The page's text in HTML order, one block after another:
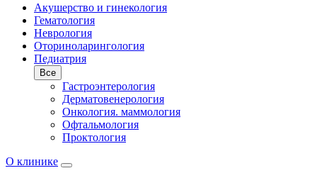
Акушерство и гинекология
Гематология
Неврология
Оториноларингология
Педиатрия
Все
Гастроэнтерология
Дерматовенерология
Онкология. маммология
Офтальмология
Проктология
О клинике